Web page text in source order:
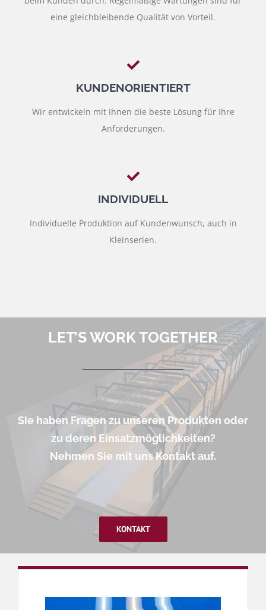
eine gleichbleibende Qualität von Vorteil.
KUNDENORIENTIERT
Wir entwickeln mit Ihnen die beste Lösung für Ihre
Anforderungen.
INDIVIDUELL
Individuelle Produktion auf Kundenwunsch, auch in
Kleinserien.
LET’S WORK TOGETHER
Sie haben Fragen zu unseren Produkten oder
zu deren Einsatzmöglichkeiten?
Nehmen Sie mit uns Kontakt auf.
KONTAKT